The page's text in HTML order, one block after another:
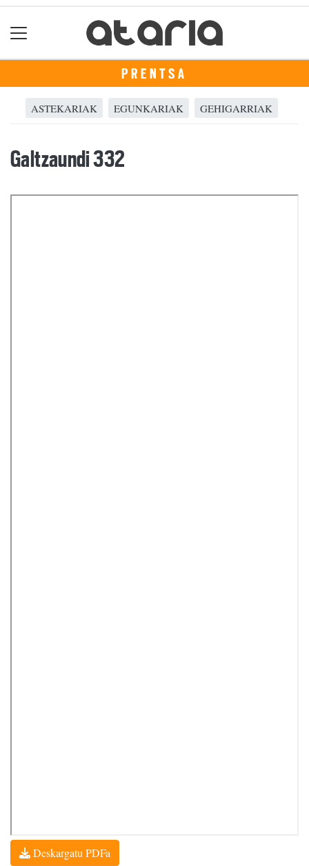
PRENTSA
ASTEKARIAK EGUNKARIAK GEHIGARRIAK
Galtzaundi 332
Deskargatu PDFa